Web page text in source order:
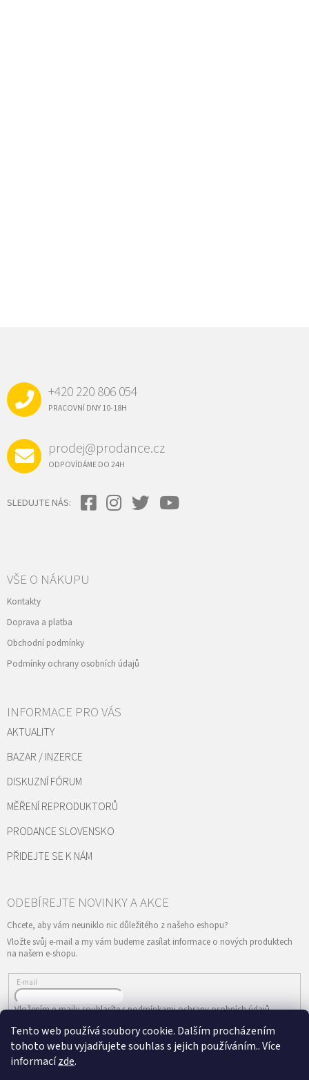
Tento web používá soubory cookie. Dalším procházením
tohoto webu vyjadřujete souhlas s jejich používáním.. Více
informacízde.
+420 220 806 054
PRACOVNÍ DNY 10-18H
prodej@prodance.cz
ODPOVÍDÁME DO 24H
SLEDUJTE NÁS:
VŠE O NÁKUPU
Kontakty
Doprava a platba
Obchodní podmínky
Podmínky ochrany osobních údajů
INFORMACE PRO VÁS
AKTUALITY
BAZAR / INZERCE
DISKUZNÍ FÓRUM
MĚŘENÍ REPRODUKTORŮ
PRODANCE SLOVENSKO
PŘIDEJTE SE K NÁM
Vložte svůj e-mail a my vám budeme zasílat informace o nových produktech
na našem e-shopu.
E-mail
Vložením e-mailu souhlasíte spodmínkami ochrany osobních údajů
PŘIHLÁSIT SE